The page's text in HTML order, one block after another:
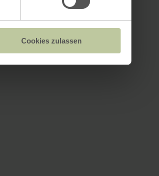
Cookies zulassen